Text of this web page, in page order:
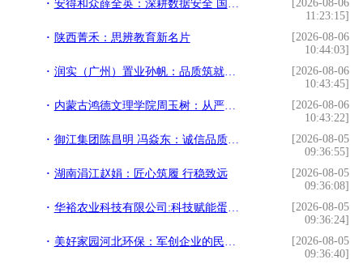
安得和众薛全英：深耕数据安全 国产技术扬帆出海
[2026-08-06
11:23:15]
陕西菁禾：思辨教育新名片
[2026-08-06
10:44:03]
润实（广州）置业孙帆：品质筑就人居标杆
[2026-08-06
10:43:45]
内蒙古鸿德文理学院周玉树：从严治校 特色办学
[2026-08-06
10:43:22]
御江集团陈昌明 冯焱东：诚信品质启新程
[2026-08-05
09:36:55]
湖南涓江赵娟：匠心筑履 行稳致远
[2026-08-05
09:36:08]
华裕农业科技有限公司:科技赋能蛋鸡产业
[2026-08-05
09:36:24]
美好家园河北环保：军创企业的民生担当
[2026-08-05
09:36:40]